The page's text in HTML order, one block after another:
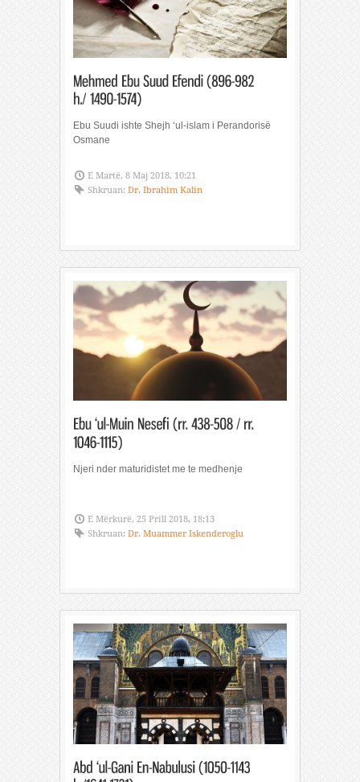
Ebu Suudi ishte Shejh ‘ul-islam i Perandorisë
Osmane
E Martë, 8 Maj 2018, 10:21
Shkruan: Dr. Ibrahim Kalin
Njeri nder maturidistet me te medhenje
E Mërkurë, 25 Prill 2018, 18:13
Shkruan: Dr. Muammer Iskenderoglu